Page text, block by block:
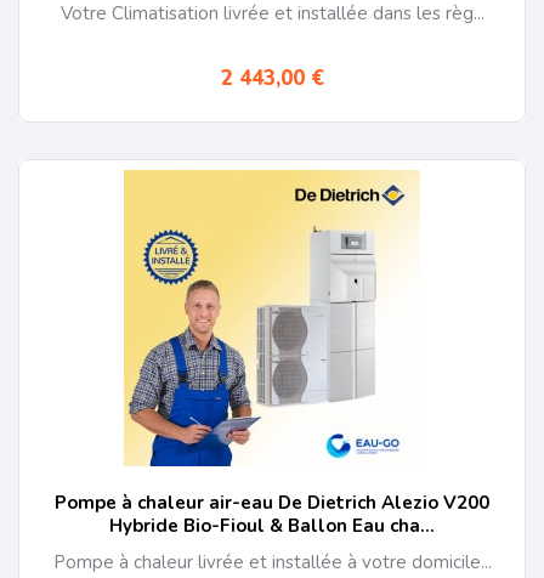
Votre Climatisation livrée et installée dans les règ...
2 443,00 €
Pompe à chaleur air-eau De Dietrich Alezio V200
Hybride Bio-Fioul & Ballon Eau cha...
Pompe à chaleur livrée et installée à votre domicile...